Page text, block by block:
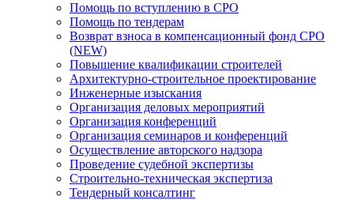
Помощь по вступлению в СРО
Помощь по тендерам
Возврат взноса в компенсационный фонд СРО
(NEW)
Повышение квалификации строителей
Архитектурно-строительное проектирование
Инженерные изыскания
Организация деловых мероприятий
Организация конференций
Организация семинаров и конференций
Осуществление авторского надзора
Проведение судебной экспертизы
Строительно-техническая экспертиза
Тендерный консалтинг